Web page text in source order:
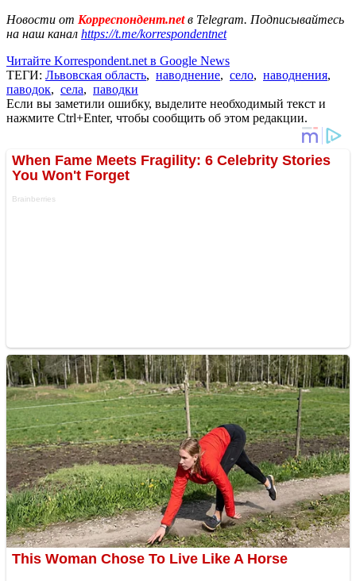
Новости от Корреспондент.netв Telegram. Подписывайтесь
на наш канал https://t.me/korrespondentnet
Читайте Korrespondent.net в Google News
ТЕГИ: Львовская область, наводнение, село, наводнения,
паводок, села, паводки
Если вы заметили ошибку, выделите необходимый текст и
нажмите Ctrl+Enter, чтобы сообщить об этом редакции.